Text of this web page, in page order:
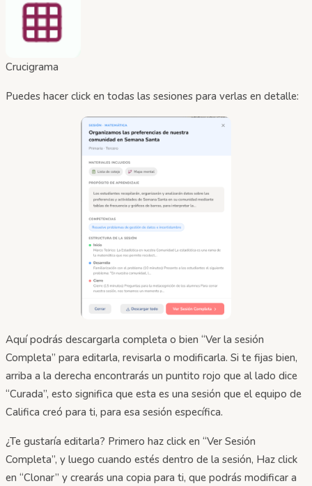
Crucigrama
Puedes hacer click en todas las sesiones para verlas en detalle:
Aquí podrás descargarla completa o bien “Ver la sesión
Completa” para editarla, revisarla o modificarla. Si te fijas bien,
arriba a la derecha encontrarás un puntito rojo que al lado dice
“Curada”, esto significa que esta es una sesión que el equipo de
Califica creó para ti, para esa sesión específica.
¿Te gustaría editarla? Primero haz click en “Ver Sesión
Completa”, y luego cuando estés dentro de la sesión, Haz click
en “Clonar” y crearás una copia para ti, que podrás modificar a